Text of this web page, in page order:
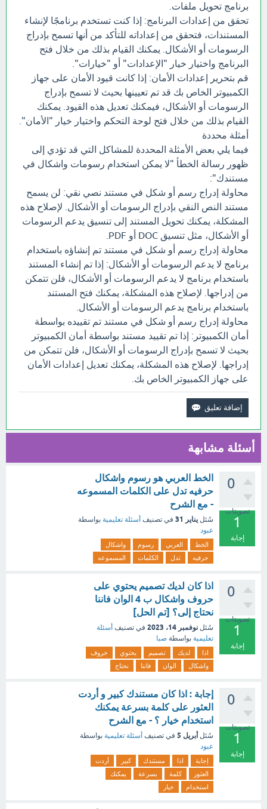
برنامج تحويل ملفات.
تحقق من إعدادات البرنامج: إذا كنت تستخدم برنامجًا لإنشاء
المستندات، فتحقق من إعداداته للتأكد من أنها تسمح بإدراج
الرسومات أو الأشكال. يمكنك القيام بذلك من خلال فتح
البرنامج واختيار خيار "الإعدادات" أو "خيارات".
قم بتحرير إعدادات الأمان: إذا كانت قيود الأمان على جهاز
الكمبيوتر الخاص بك قد تم تعيينها بحيث لا تسمح بإدراج
الرسومات أو الأشكال، فيمكنك تعديل هذه القيود. يمكنك
القيام بذلك من خلال فتح لوحة التحكم واختيار خيار "الأمان".
أمثلة محددة
فيما يلي بعض الأمثلة المحددة للمشاكل التي قد تؤدي إلى
ظهور رسالة الخطأ "لا يمكن استخدام رسومات واشكال في
مستندك":
محاولة إدراج رسم أو شكل في مستند نصي نقي: لن يسمح
مستند النص النقي بإدراج الرسومات أو الأشكال. لإصلاح هذه
المشكلة، يمكنك تحويل المستند إلى تنسيق يدعم الرسومات
أو الأشكال، مثل تنسيق DOC أو PDF.
محاولة إدراج رسم أو شكل في مستند تم إنشاؤه باستخدام
برنامج لا يدعم الرسومات أو الأشكال: إذا تم إنشاء المستند
باستخدام برنامج لا يدعم الرسومات أو الأشكال، فلن تتمكن
من إدراجها. لإصلاح هذه المشكلة، يمكنك فتح المستند
باستخدام برنامج يدعم الرسومات أو الأشكال.
محاولة إدراج رسم أو شكل في مستند تم تقييده بواسطة
أمان الكمبيوتر: إذا تم تقييد مستند بواسطة أمان الكمبيوتر
بحيث لا تسمح بإدراج الرسومات أو الأشكال، فلن تتمكن من
إدراجها. لإصلاح هذه المشكلة، يمكنك تعديل إعدادات الأمان
على جهاز الكمبيوتر الخاص بك.
أسئلة مشابهة
0
تصويتات
1
إجابة
الخط العربي هو رسوم واشكال
حرفيه تدل على الكلمات المسموعه
- مع الشرح
سُئل يناير 31 في تصنيف أسئلة تعليمية بواسطة
عبود
الخط العربي رسوم
واشكال
حرفيه
تدل الكلمات المسموعه
0
تصويتات
1
إجابة
اذا كان لديك تصميم يحتوي على
حروف واشكال ب 4 الوان فاننا
نحتاج إلى؟ [تم الحل]
سُئل نوفمبر 14، 2023 في تصنيف أسئلة
تعليمية بواسطة صبا
اذا لديك تصميم يحتوي
حروف
واشكال
الوان فاننا نحتاج
0
تصويتات
1
إجابة
إجابة : اذا كان مستندك كبير و أردت
العثور على كلمة بسرعة يمكنك
استخدام خيار ؟ - مع الشرح
سُئل أبريل 5 في تصنيف أسئلة تعليمية بواسطة
عبود
إجابة اذا مستندك كبير
أردت
العثور
كلمة بسرعة
يمكنك
استخدام
خيار